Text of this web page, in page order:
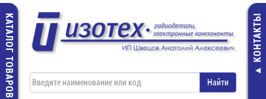
КАТАЛОГ ТОВАРОВ КОНТАКТЫ